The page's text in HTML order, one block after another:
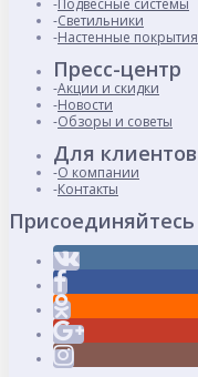
Подвесные системы
Светильники
Настенные покрытия
Пресс-центр
Акции и скидки
Новости
Обзоры и советы
Для клиентов
О компании
Контакты
Присоединяйтесь